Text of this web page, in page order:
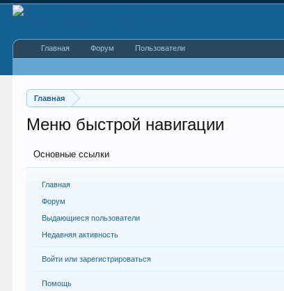
Главная
Меню быстрой навигации
Основные ссылки
Главная
Форум
Выдающиеся пользователи
Недавняя активность
Войти или зарегистрироваться
Помощь
Главная Форум Пользователи